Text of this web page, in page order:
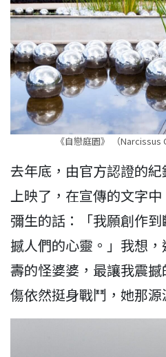
《自戀庭園》 （Narcissus
去年底，由官方認證的
上映了，在宣傳的文字
彌生的話：「我願創作
撼人們的心靈。」我想
壽的怪婆婆，最讓我震
傷依然挺身戰鬥，她那源